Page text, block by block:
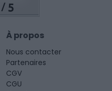
/5
À propos
Nous contacter
Partenaires
CGV
CGU